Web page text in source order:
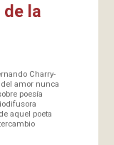
la
Charry-
amor nunca
poesía
aquel poeta